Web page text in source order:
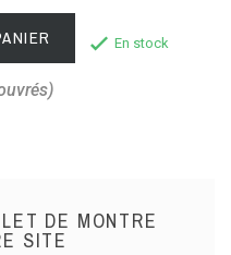
En stock
DE MONTRE
SITE